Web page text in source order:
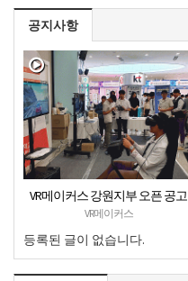
공지사항
VR메이커스 강원지부 오픈 공고
VR메이커스
등록된 글이 없습니다.